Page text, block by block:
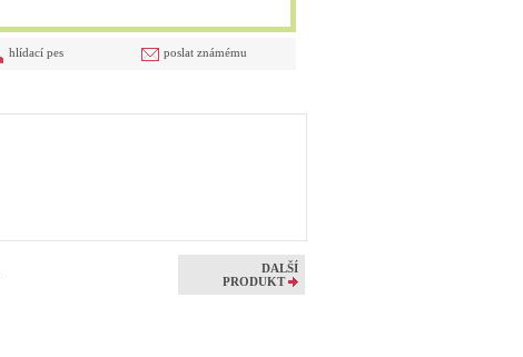
poslat známému
hlídací pes
DALŠÍ
PRODUKT